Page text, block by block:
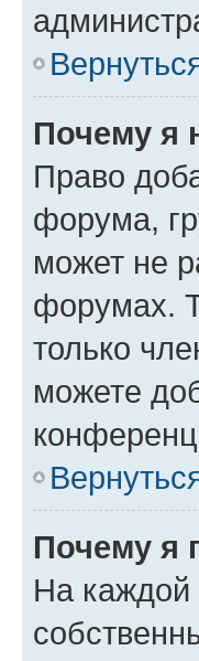
Почему я
Право
форума,
может не
форумах.
только
можете
Почему я
На каждой